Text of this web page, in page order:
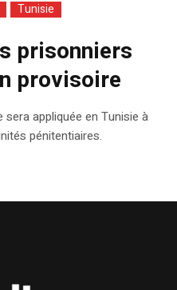
Tunisie
prisonniers
provisoire
appliquée en Tunisie à
pénitentiaires.